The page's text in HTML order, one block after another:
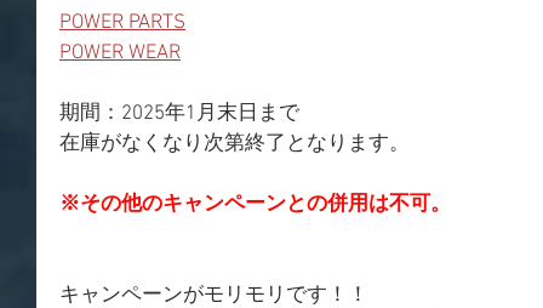
POWER PARTS​​
POWER WEAR
​期間：2025年1月末日まで
在庫がなくなり次第終了となります。
​※その他のキャンペーンとの併用は不可。
キャンペーンがモリモリです！！